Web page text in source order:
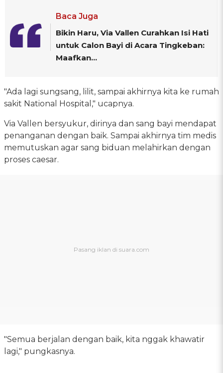
Baca Juga
Bikin Haru, Via Vallen Curahkan Isi Hati
untuk Calon Bayi di Acara Tingkeban:
Maafkan...
"Ada lagi sungsang, lilit, sampai akhirnya kita ke rumah
sakit National Hospital," ucapnya.
Via Vallen bersyukur, dirinya dan sang bayi mendapat
penanganan dengan baik. Sampai akhirnya tim medis
memutuskan agar sang biduan melahirkan dengan
proses caesar.
"Semua berjalan dengan baik, kita nggak khawatir
lagi," pungkasnya.